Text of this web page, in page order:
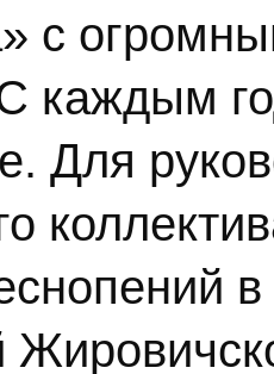
с
каждым
Для
в